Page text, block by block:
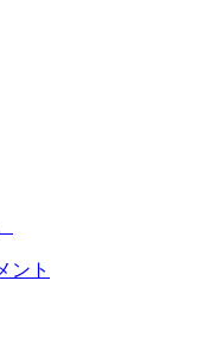
ント